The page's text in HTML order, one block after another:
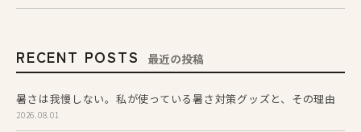
RECENT POSTS 最近の投稿
暑さは我慢しない。私が使っている暑さ対策グッズと、その理由
2026.08.01